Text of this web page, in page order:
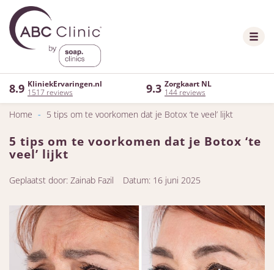
8.9 KliniekErvaringen.nl
1517 reviews
9.3 Zorgkaart NL
144 reviews
Home - 5 tips om te voorkomen dat je Botox ‘te veel’ lijkt
5 tips om te voorkomen dat je Botox ‘te
veel’ lijkt
Geplaatst door: Zainab Fazil Datum: 16 juni 2025